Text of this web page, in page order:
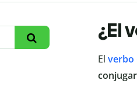
¿El
El verbo